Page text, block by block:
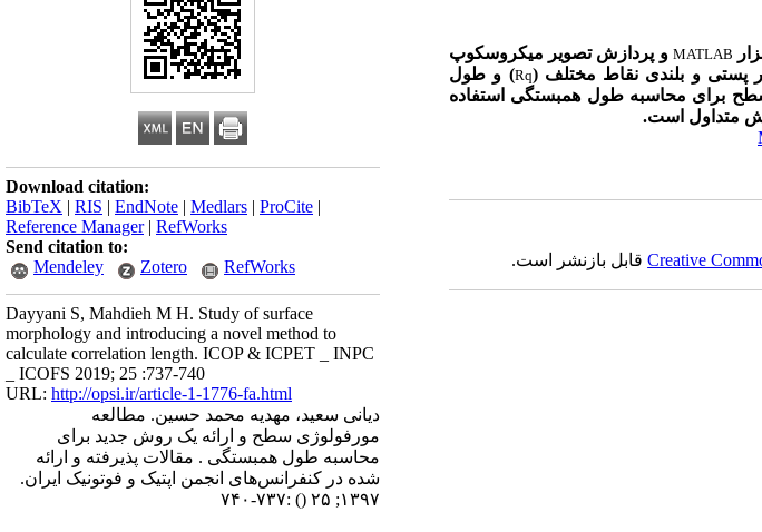
Download citation:
BibTeX | RIS | EndNote | Medlars | ProCite |
Reference Manager| RefWorks
Send citation to:
Mendeley
Zotero RefWorks
Dayyani S, Mahdieh M H. Study of surface
morphology and introducing a novel method to
calculate correlation length. ICOP & ICPET _ INPC
_ ICOFS 2019; 25 :737-740
URL: http://opsi.ir/article-1-1776-fa.html
دیانی سعید، مهدیه محمد حسین. مطالعه
مورفولوژی سطح و ارائه یک روش جدید برای
محاسبه طول همبستگی . مقالات پذیرفته و ارائه
شده در کنفرانس‌های انجمن اپتیک و فوتونیک ایران.
۱۳۹۷; ۲۵
() :۷۳۷-۷۴۰
MATLAB و پردازش تصویر میکروسکوپ
پستی و بلندی نقاط مختلف (Rq) و طول
برای محاسبه طول همبستگی استفاده
متداول است.
Creativeقابل بازنشر است.